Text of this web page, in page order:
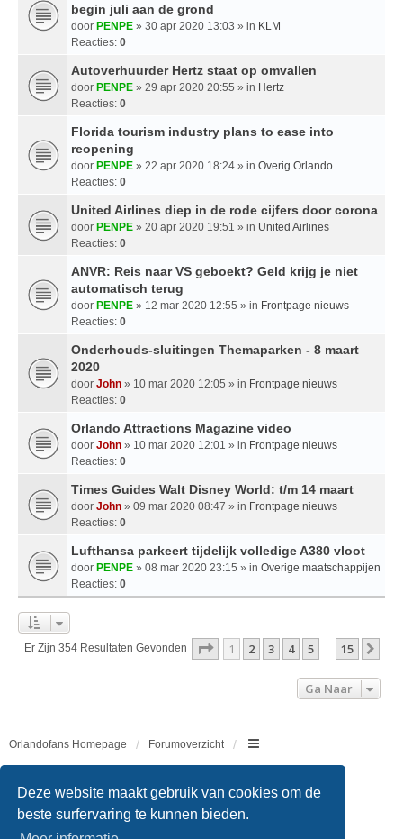
Deze website maakt gebruik van cookies om de
beste surfervaring te kunnen bieden.
begin juli aan de grond
door PENPE » 30 apr 2020 13:03 » in KLM
Reacties: 0
Autoverhuurder Hertz staat op omvallen
door PENPE » 29 apr 2020 20:55 » in Hertz
Reacties: 0
Florida tourism industry plans to ease into
reopening
door PENPE » 22 apr 2020 18:24 » in Overig Orlando
Reacties: 0
United Airlines diep in de rode cijfers door corona
door PENPE » 20 apr 2020 19:51 » in United Airlines
Reacties: 0
ANVR: Reis naar VS geboekt? Geld krijg je niet
automatisch terug
door PENPE » 12 mar 2020 12:55 » in Frontpage nieuws
Reacties: 0
Onderhouds-sluitingen Themaparken - 8 maart
2020
door John » 10 mar 2020 12:05 » in Frontpage nieuws
Reacties: 0
Orlando Attractions Magazine video
door John » 10 mar 2020 12:01 » in Frontpage nieuws
Reacties: 0
Times Guides Walt Disney World: t/m 14 maart
door John » 09 mar 2020 08:47 » in Frontpage nieuws
Reacties: 0
Lufthansa parkeert tijdelijk volledige A380 vloot
door PENPE » 08 mar 2020 23:15 » in Overige maatschappijen
Reacties: 0
Er Zijn 354 Resultaten Gevonden Pagina Van15
1 2 3 4 5 … 15
Ga Naar
Orlandofans Homepage Forumoverzicht